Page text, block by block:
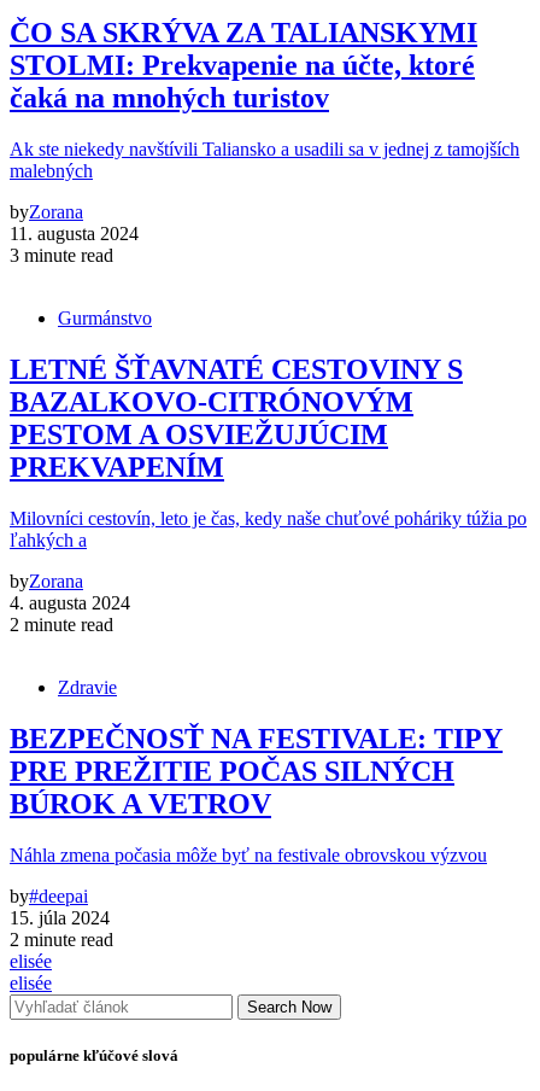
ČO SA SKRÝVA ZA TALIANSKYMI
STOLMI: Prekvapenie na účte, ktoré
čaká na mnohých turistov
Ak ste niekedy navštívili Taliansko a usadili sa v jednej z tamojších
malebných
byZorana
11. augusta 2024
3 minute read
Gurmánstvo
LETNÉ ŠŤAVNATÉ CESTOVINY S
BAZALKOVO-CITRÓNOVÝM
PESTOM A OSVIEŽUJÚCIM
PREKVAPENÍM
Milovníci cestovín, leto je čas, kedy naše chuťové poháriky túžia po
ľahkých a
byZorana
4. augusta 2024
2 minute read
Zdravie
BEZPEČNOSŤ NA FESTIVALE: TIPY
PRE PREŽITIE POČAS SILNÝCH
BÚROK A VETROV
Náhla zmena počasia môže byť na festivale obrovskou výzvou
by#deepai
15. júla 2024
2 minute read
elisée
elisée
Search Now
populárne kľúčové slová